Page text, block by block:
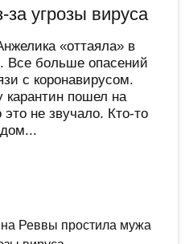
угрозы вируса
«оттаяла» в
Все больше опасений
с коронавирусом.
карантин пошел на
это не звучало. Кто-то